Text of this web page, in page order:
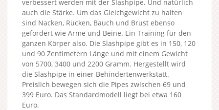
verbessert werden mit der Slashpipe. Und natürlich
auch die Stärke. Um das Gleichgewicht zu halten
sind Nacken, Rücken, Bauch und Brust ebenso
gefordert wie Arme und Beine. Ein Training für den
ganzen Körper also. Die Slashpipe gibt es in 150, 120
und 90 Zentimetern Länge und mit einem Gewicht
von 5700, 3400 und 2200 Gramm. Hergestellt wird
die Slashpipe in einer Behindertenwerkstatt.
Preislich bewegen sich die Pipes zwischen 69 und
399 Euro. Das Standardmodell liegt bei etwa 160
Euro.